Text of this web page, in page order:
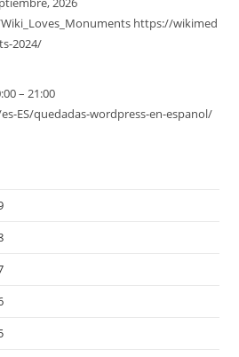
https://wikimed
2024/
– 21:00
ES/quedadas-wordpress-en-espanol/